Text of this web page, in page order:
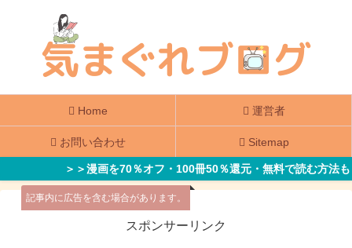
Home 運営者
お問い合わせ Sitemap
＞＞漫画を70％オフ・100冊50％還元・無料で読む方法も
記事内に広告を含む場合があります。
スポンサーリンク